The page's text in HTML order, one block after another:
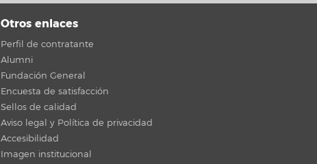
Otros enlaces
Perfil de contratante
Alumni
Fundación General
Encuesta de satisfacción
Sellos de calidad
Aviso legal y Política de privacidad
Accesibilidad
Imagen institucional